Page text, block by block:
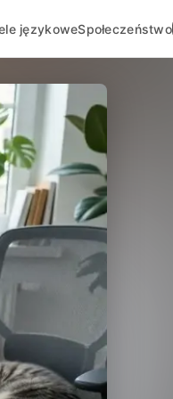
językoweSpołeczeństwo